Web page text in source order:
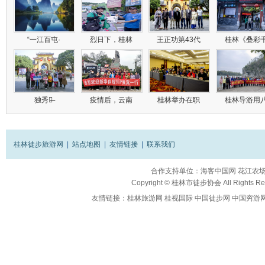
“一江百屯· 烈日下，桂林 王正功第43代 桂林《叠彩
独秀峰̶ 疫情后，云南 桂林举办在职 桂林导游用
桂林徒步旅游网 站点地图 友情链接 联系我们
合作支持单位： 海客中国网 花江农
Copyright © 桂林市徒步协会All Rights
友情链接： 桂林旅游网 桂视国际 中国徒步网 中国穷游